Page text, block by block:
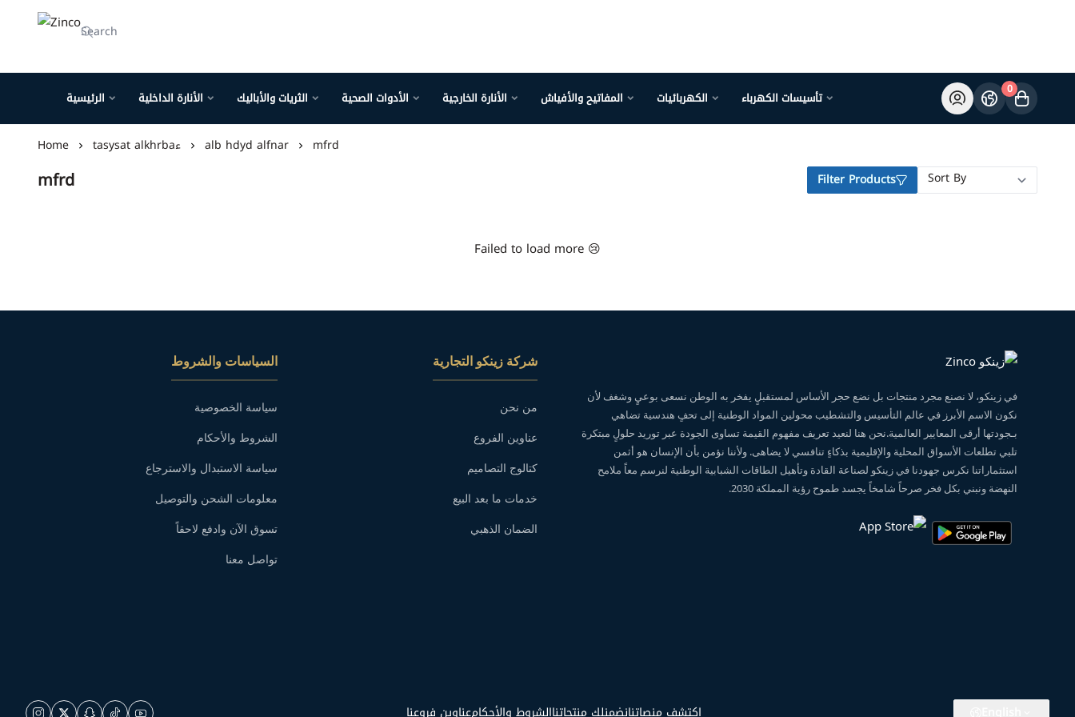
الرئيسية الأنارة الداخلية الثريات والأباليك الأدوات الصحية الأنارة الخارجية المفاتيح والأفياش الكهربائيات تأسيسات الكهرباء 0
Home tasysat alkhrbaء alb hdyd alfnar mfrd
mfrd Filter Products
Failed to load more 😢
في زينكو، لا نصنع مجرد منتجات بل نضع حجر الأساس لمستقبلٍ يفخر به الوطن نسعى بوعيٍ وشغف لأن
نكون الاسم الأبرز في عالم التأسيس والتشطيب محولين المواد الوطنية إلى تحفٍ هندسية تضاهي
بـجودتها أرقى المعايير العالمية.نحن هنا لنعيد تعريف مفهوم القيمة تساوى الجودة عبر توريد حلولٍ مبتكرة
تلبي تطلعات الأسواق المحلية والإقليمية بذكاءٍ تنافسي لا يضاهى. ولأننا نؤمن بأن الإنسان هو أثمن
استثماراتنا نكرس جهودنا في زينكو لصناعة القادة وتأهيل الطاقات الشبابية الوطنية لنرسم معاً ملامح
النهضة ونبني بكل فخر صرحاً شامخاً يجسد طموح رؤية المملكة 2030.
شركة زينكو التجارية
من نحن
عناوين الفروع
كتالوج التصاميم
خدمات ما بعد البيع
الضمان الذهبي
السياسات والشروط
سياسة الخصوصية
الشروط والأحكام
سياسة الاستبدال والاسترجاع
معلومات الشحن والتوصيل
تسوق الآن وادفع لاحقاً
تواصل معنا
عناوين فروعناالشروط والأحكامنضمنلك منتجاتنااكتشف منصاتنا